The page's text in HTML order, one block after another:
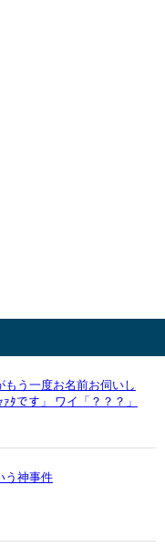
もう一度お名前お伺いし
です」 ワイ「？？？」
う神事件